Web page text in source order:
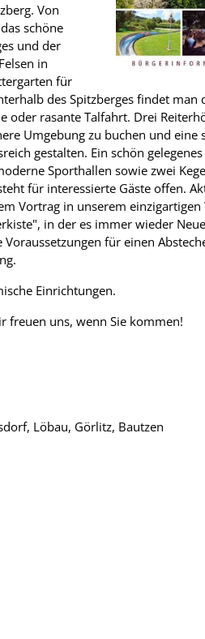
Von
schöne
und der
in
für
des Spitzberges findet man
oder rasante Talfahrt. Drei
Umgebung zu buchen und eine
gestalten. Ein schön
Sporthallen sowie zwei
für interessierte Gäste offen.
Vortrag in unserem
in der es immer wieder
für einen
Einrichtungen.
freuen uns, wenn Sie kommen!
Löbau, Görlitz, Bautzen